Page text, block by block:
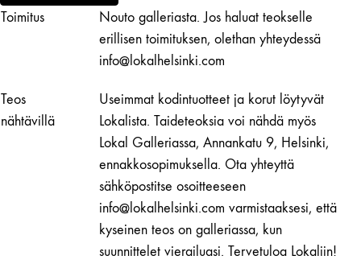
määrä
Toimitus
Nouto galleriasta. Jos haluat teokselle
erillisen toimituksen, olethan yhteydessä
info@lokalhelsinki.com
Teos
nähtävillä
Useimmat kodintuotteet ja korut löytyvät
Lokalista. Taideteoksia voi nähdä myös
Lokal Galleriassa, Annankatu 9, Helsinki,
ennakkosopimuksella. Ota yhteyttä
sähköpostitse osoitteeseen
info@lokalhelsinki.com varmistaaksesi, että
kyseinen teos on galleriassa, kun
suunnittelet vierailuasi. Tervetuloa Lokaliin!